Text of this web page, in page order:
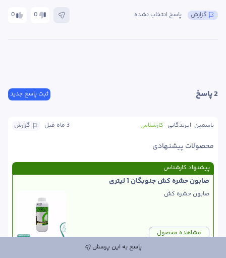
0 0 پاسخ انتخاب نشده گزارش
ثبت پاسخ جدید 2 پاسخ
گزارش 3 ماه قبل کارشناس یاسمین  ایرندگانی
محصولات پیشنهادی
پیشنهاد کارشناس
صابون حشره کش جنوبگان 1 لیتری
صابون حشره کش
مشاهده محصول
پاسخ به این پرسش